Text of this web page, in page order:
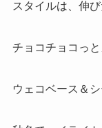
スタイルは、伸
チョコチョコっと
ウェコベース＆